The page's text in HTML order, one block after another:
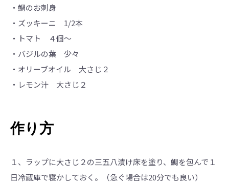
・鯛のお刺身
・ズッキーニ 1/2本
・トマト ４個～
・バジルの葉 少々
・オリーブオイル 大さじ２
・レモン汁 大さじ２
作り方
１、ラップに大さじ２の三五八漬け床を塗り、鯛を包んで１
日冷蔵庫で寝かしておく。（急ぐ場合は20分でも良い）